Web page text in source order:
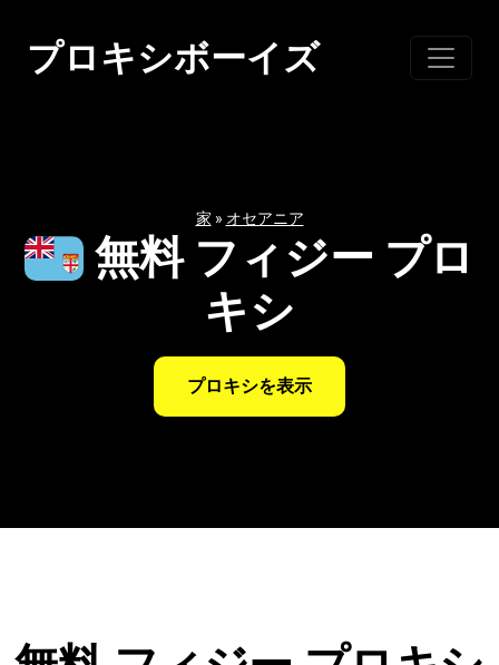
プロキシボーイズ
家 » オセアニア
無料 フィジー プロ
キシ
プロキシを表示